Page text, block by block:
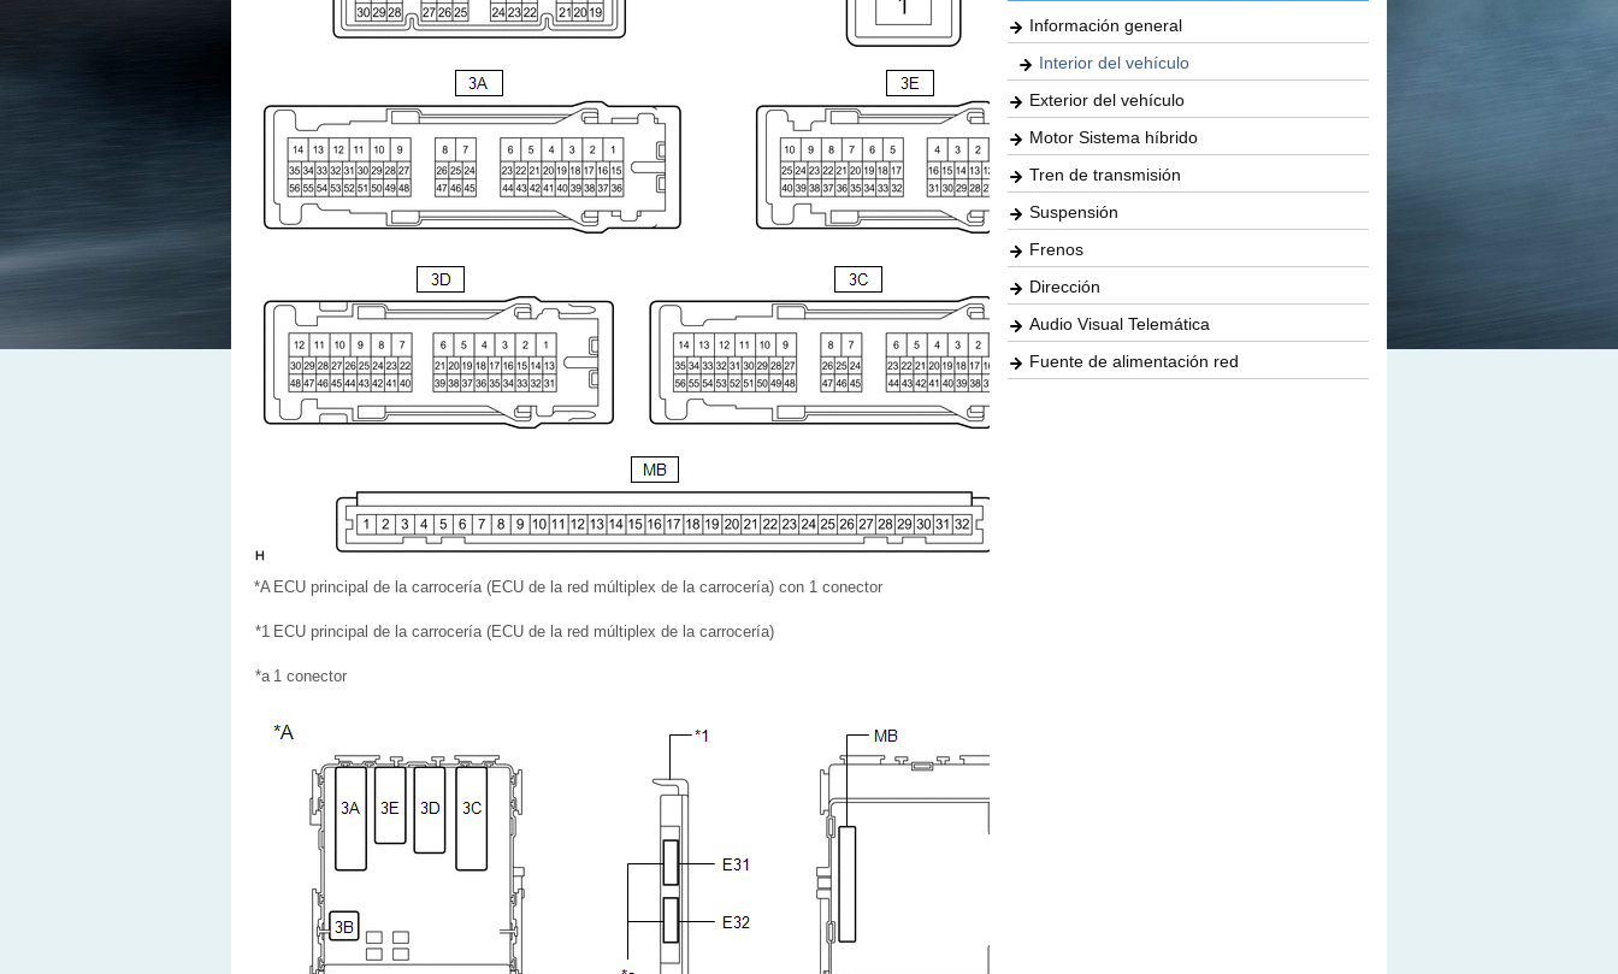
*A ECU principal de la carrocería (ECU de la red múltiplex de la carrocería) con 1 conector
*1 ECU principal de la carrocería (ECU de la red múltiplex de la carrocería)
*a 1 conector
Información general
Interior del vehículo
Exterior del vehículo
Motor Sistema híbrido
Tren de transmisión
Suspensión
Frenos
Dirección
Audio Visual Telemática
Fuente de alimentación red